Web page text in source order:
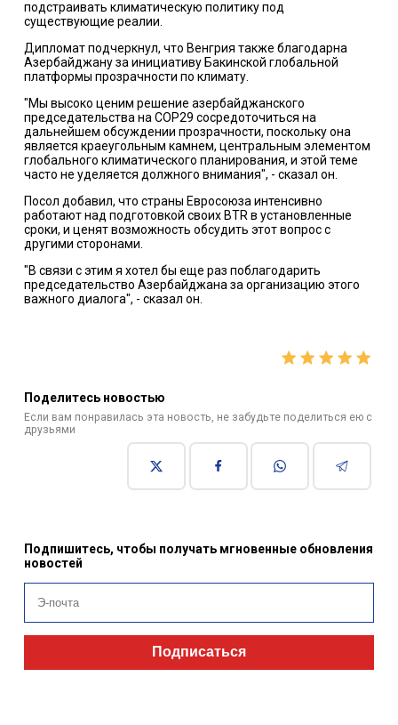
подстраивать климатическую политику под
существующие реалии.
Дипломат подчеркнул, что Венгрия также благодарна
Азербайджану за инициативу Бакинской глобальной
платформы прозрачности по климату.
"Мы высоко ценим решение азербайджанского
председательства на COP29 сосредоточиться на
дальнейшем обсуждении прозрачности, поскольку она
является краеугольным камнем, центральным элементом
глобального климатического планирования, и этой теме
часто не уделяется должного внимания", - сказал он.
Посол добавил, что страны Евросоюза интенсивно
работают над подготовкой своих BTR в установленные
сроки, и ценят возможность обсудить этот вопрос с
другими сторонами.
"В связи с этим я хотел бы еще раз поблагодарить
председательство Азербайджана за организацию этого
важного диалога", - сказал он.
Поделитесь новостью
Если вам понравилась эта новость, не забудьте поделиться ею с
друзьями
Подпишитесь, чтобы получать мгновенные обновления
новостей
Подписаться